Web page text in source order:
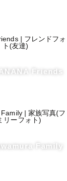
Friends
Family